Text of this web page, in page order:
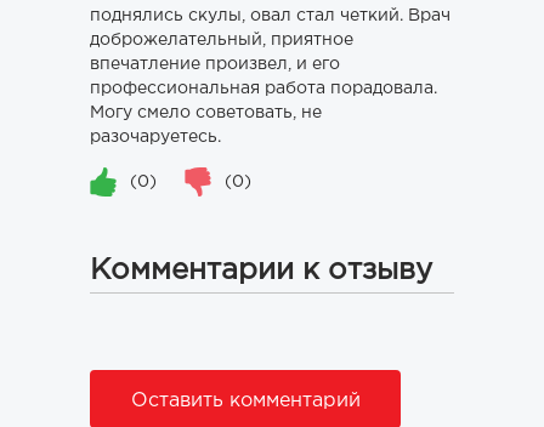
поднялись скулы, овал стал четкий. Врач
доброжелательный, приятное
впечатление произвел, и его
профессиональная работа порадовала.
Могу смело советовать, не
разочаруетесь.
(0) (0)
Комментарии к отзыву
Оставить комментарий